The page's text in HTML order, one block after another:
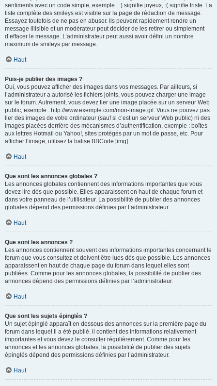
sentiments avec un code simple, exemple : :) signifie joyeux, :( signifie triste. La
liste complète des smileys est visible sur la page de rédaction de message.
Essayez toutefois de ne pas en abuser. Ils peuvent rapidement rendre un
message illisible et un modérateur peut décider de les retirer ou simplement
d’effacer le message. L’administrateur peut aussi avoir défini un nombre
maximum de smileys par message.
Haut
Puis-je publier des images ?
Oui, vous pouvez afficher des images dans vos messages. Par ailleurs, si
l’administrateur a autorisé les fichiers joints, vous pouvez charger une image
sur le forum. Autrement, vous devez lier une image placée sur un serveur Web
public, exemple : http://www.exemple.com/mon-image.gif. Vous ne pouvez pas
lier des images de votre ordinateur (sauf si c’est un serveur Web public) ni des
images placées derrière des mécanismes d’authentification, exemple : boîtes
aux lettres Hotmail ou Yahoo!, sites protégés par un mot de passe, etc. Pour
afficher l’image, utilisez la balise BBCode [img].
Haut
Que sont les annonces globales ?
Les annonces globales contiennent des informations importantes que vous
devez lire dès que possible. Elles apparaissent en haut de chaque forum et
dans votre panneau de l’utilisateur. La possibilité de publier des annonces
globales dépend des permissions définies par l’administrateur.
Haut
Que sont les annonces ?
Les annonces contiennent souvent des informations importantes concernant le
forum que vous consultez et doivent être lues dès que possible. Les annonces
apparaissent en haut de chaque page du forum dans lequel elles sont
publiées. Comme pour les annonces globales, la possibilité de publier des
annonces dépend des permissions définies par l’administrateur.
Haut
Que sont les sujets épinglés ?
Un sujet épinglé apparaît en dessous des annonces sur la première page du
forum dans lequel il a été publié. il contient des informations relativement
importantes et vous devez le consulter régulièrement. Comme pour les
annonces et les annonces globales, la possibilité de publier des sujets
épinglés dépend des permissions définies par l’administrateur.
Haut